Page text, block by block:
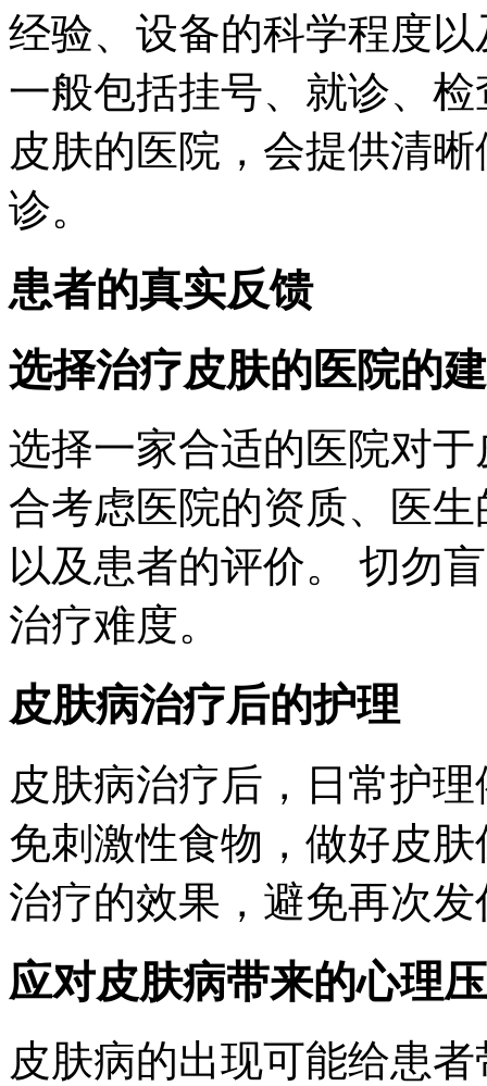
经验、设备的科学程度
一般包括挂号、就诊、
皮肤的医院，会提供清
诊。
患者的真实反馈
选择治疗皮肤的医院的
选择一家合适的医院对
合考虑医院的资质、医
以及患者的评价。 切勿
治疗难度。
皮肤病治疗后的护理
皮肤病治疗后，日常护
免刺激性食物，做好皮
治疗的效果，避免再次发
应对皮肤病带来的心理
皮肤病的出现可能给患